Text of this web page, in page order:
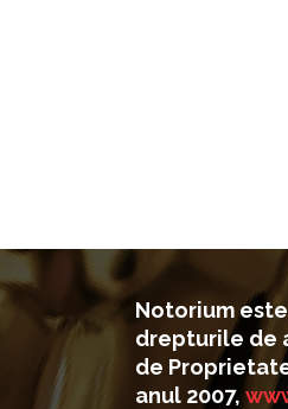
Notorium
drepturile de
de
anul 2007,